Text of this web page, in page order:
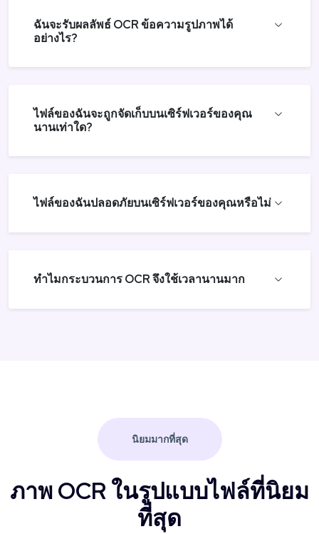
ฉันจะรับผลลัพธ์ OCR ข้อความรูปภาพได้
อย่างไร?
ไฟล์ของฉันจะถูกจัดเก็บบนเซิร์ฟเวอร์ของคุณ
นานเท่าใด?
ไฟล์ของฉันปลอดภัยบนเซิร์ฟเวอร์ของคุณหรือไม่
ทำไมกระบวนการ OCR จึงใช้เวลานานมาก
นิยมมากที่สุด
ภาพ OCR ในรูปแบบไฟล์ที่นิยม
ที่สุด